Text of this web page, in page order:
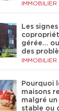
IMMOBILIER
Les
gérée…
des
IMMOBILIER
Pourquoi
maisons
malgré
stable ou